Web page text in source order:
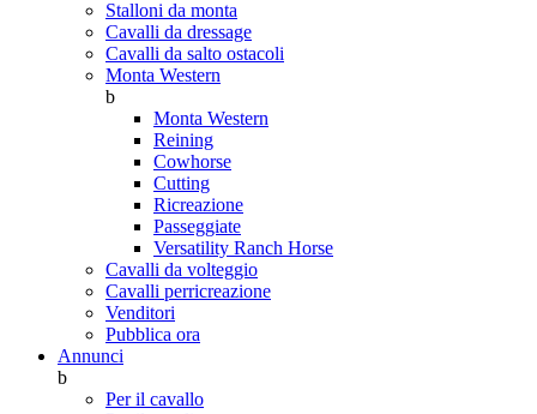
Stalloni da monta
Cavalli da dressage
Cavalli da salto ostacoli
Monta Western
b
Monta Western
Reining
Cowhorse
Cutting
Ricreazione
Passeggiate
Versatility Ranch Horse
Cavalli da volteggio
Cavalli perricreazione
Venditori
Pubblica ora
Annunci
b
Per il cavallo